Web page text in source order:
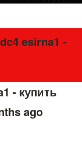
esirna1 -
- купить
ago